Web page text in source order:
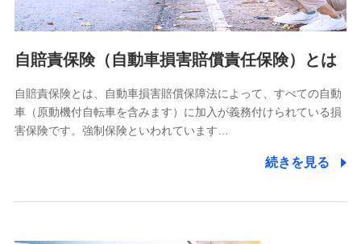
個人情報の第三者提供について
除き、第三者に提供いたしません。
業務の委託
当社は利用目的の達成に必要な範囲内において個人情報の取
自賠責保険（自動車損害賠償責任保険）とは
自賠責保険とは、自動車損害賠償保障法によって、すべての自動
車（原動機付自転車を含みます）に加入が義務付けられている損
害保険です。強制保険といわれています…
続きを見る